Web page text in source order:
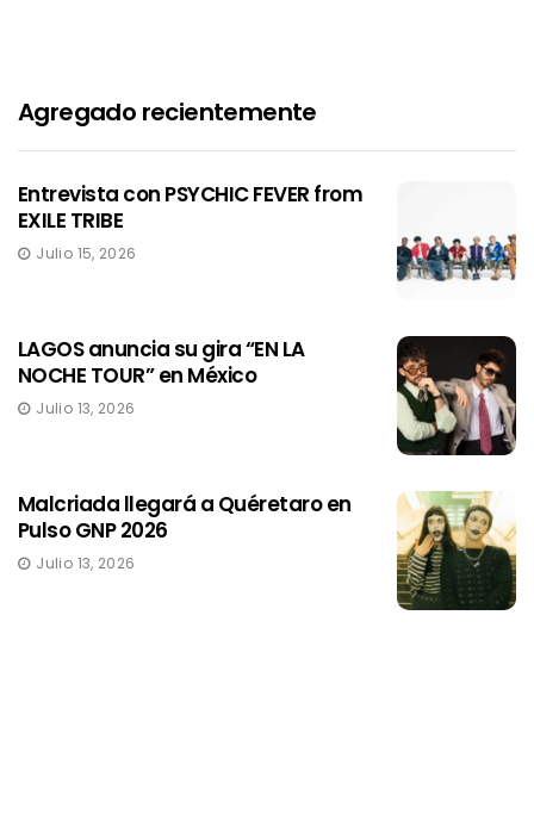
Agregado recientemente
Entrevista con PSYCHIC FEVER from
EXILE TRIBE
Julio 15, 2026
LAGOS anuncia su gira “EN LA
NOCHE TOUR” en México
Julio 13, 2026
Malcriada llegará a Quéretaro en
Pulso GNP 2026
Julio 13, 2026